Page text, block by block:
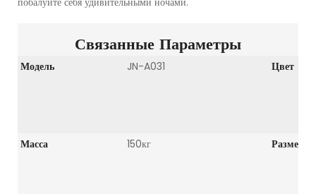
Связанные Параметры
Модель JN-A031 Цвет
Масса 150кг Размер